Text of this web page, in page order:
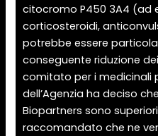
citocromo P450 3A4 (ad
corticosteroidi,
potrebbe essere
conseguente riduzione
comitato per i medicinali
dell’Agenzia ha deciso
Biopartners sono
raccomandato che ne